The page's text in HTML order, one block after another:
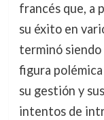
francés que, a
su éxito en
terminó siendo
figura
su gestión y sus
intentos de